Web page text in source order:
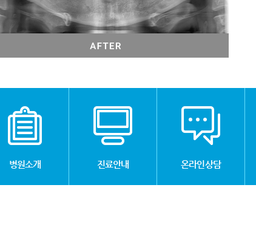
병원소개 진료안내 온라인상담